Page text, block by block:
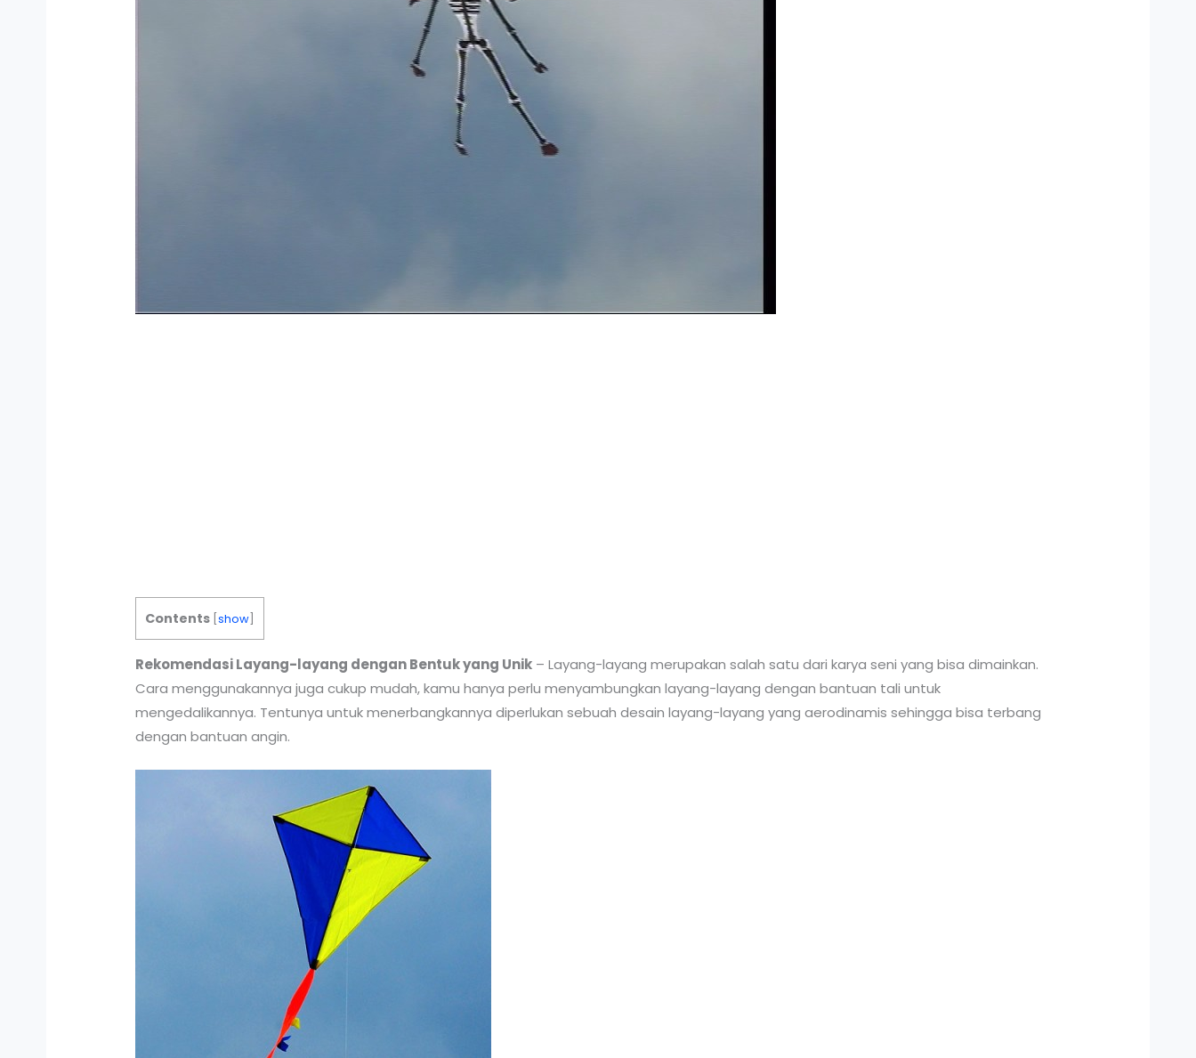
Contents [show
Rekomendasi Layang-layang dengan Bentuk yang Unik – Layang-layang merupakan salah satu dari karya seni yang bisa dimainkan.
Cara menggunakannya juga cukup mudah, kamu hanya perlu menyambungkan layang-layang dengan bantuan tali untuk
mengedalikannya. Tentunya untuk menerbangkannya diperlukan sebuah desain layang-layang yang aerodinamis sehingga bisa terbang
dengan bantuan angin.